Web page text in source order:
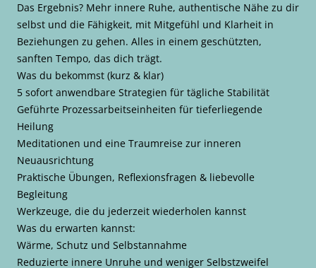
Das Ergebnis? Mehr innere Ruhe, authentische Nähe zu dir
selbst und die Fähigkeit, mit Mitgefühl und Klarheit in
Beziehungen zu gehen. Alles in einem geschützten,
sanften Tempo, das dich trägt.
Was du bekommst (kurz & klar)
5 sofort anwendbare Strategien für tägliche Stabilität
Geführte Prozessarbeitseinheiten für tieferliegende
Heilung
Meditationen und eine Traumreise zur inneren
Neuausrichtung
Praktische Übungen, Reflexionsfragen & liebevolle
Begleitung
Werkzeuge, die du jederzeit wiederholen kannst
Was du erwarten kannst:
Wärme, Schutz und Selbstannahme
Reduzierte innere Unruhe und weniger Selbstzweifel